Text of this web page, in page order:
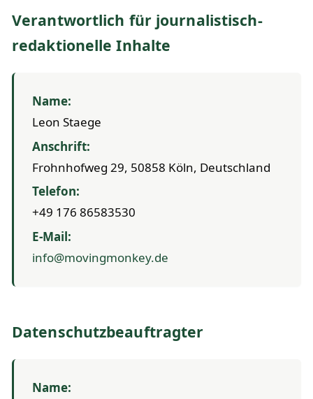
Verantwortlich für journalistisch-
redaktionelle Inhalte
Name:
Leon Staege
Anschrift:
Frohnhofweg 29, 50858 Köln, Deutschland
Telefon:
+49 176 86583530
E-Mail:
info@movingmonkey.de
Datenschutzbeauftragter
Name: